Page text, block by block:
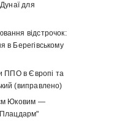
для
відстрочок:
в Берегівському
ППО в Європі та
(виправлено)
Юковим —